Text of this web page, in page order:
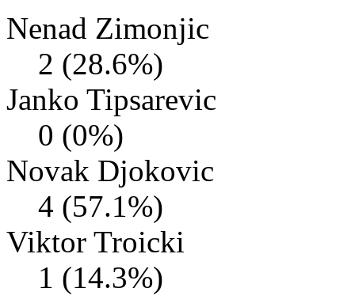
Nenad Zimonjic
2 (28.6%)
Janko Tipsarevic
0 (0%)
Novak Djokovic
4 (57.1%)
Viktor Troicki
1 (14.3%)